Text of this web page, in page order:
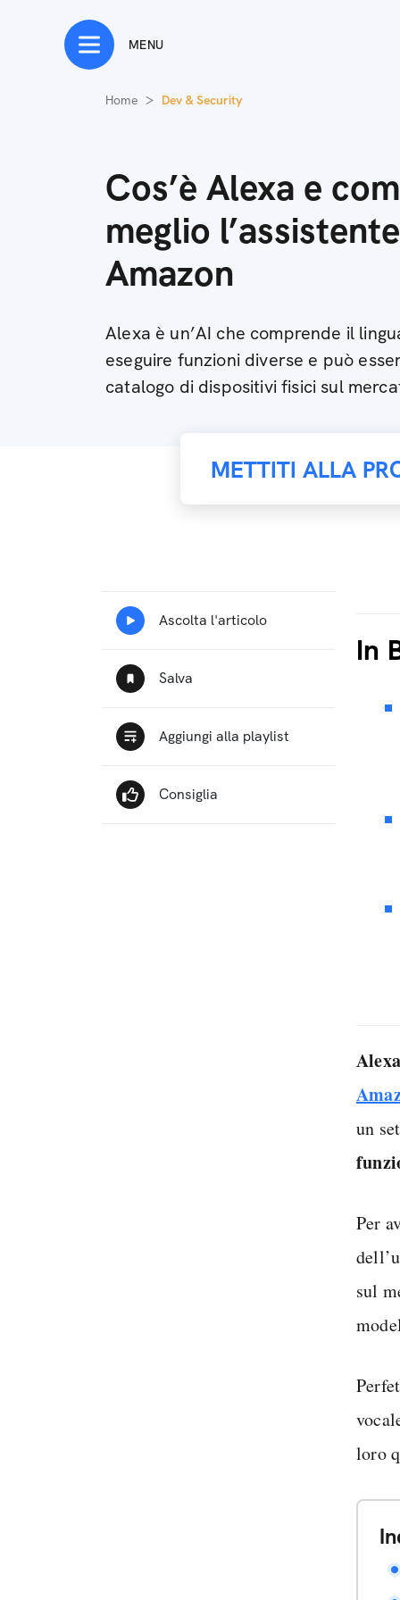
MENU
Home Dev & Security
Cos’è Alexa e
meglio
Amazon
Alexa è un’AI che comprende il
eseguire funzioni diverse e può
catalogo di dispositivi fisici sul
METTITI ALLA
In
Alexa
un
Per
sul
loro